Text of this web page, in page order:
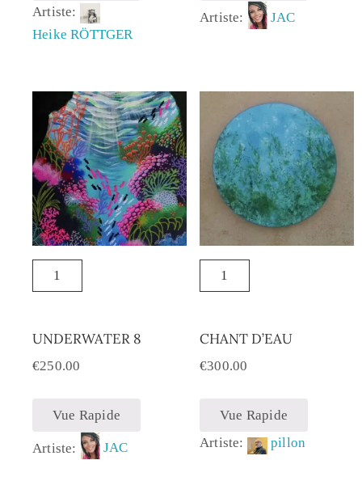
Artiste:
Heike RÖTTGER
Artiste: JAC
UNDERWATER 8
€250.00
Vue Rapide
Artiste: JAC
CHANT D’EAU
€300.00
Vue Rapide
Artiste:
pillon